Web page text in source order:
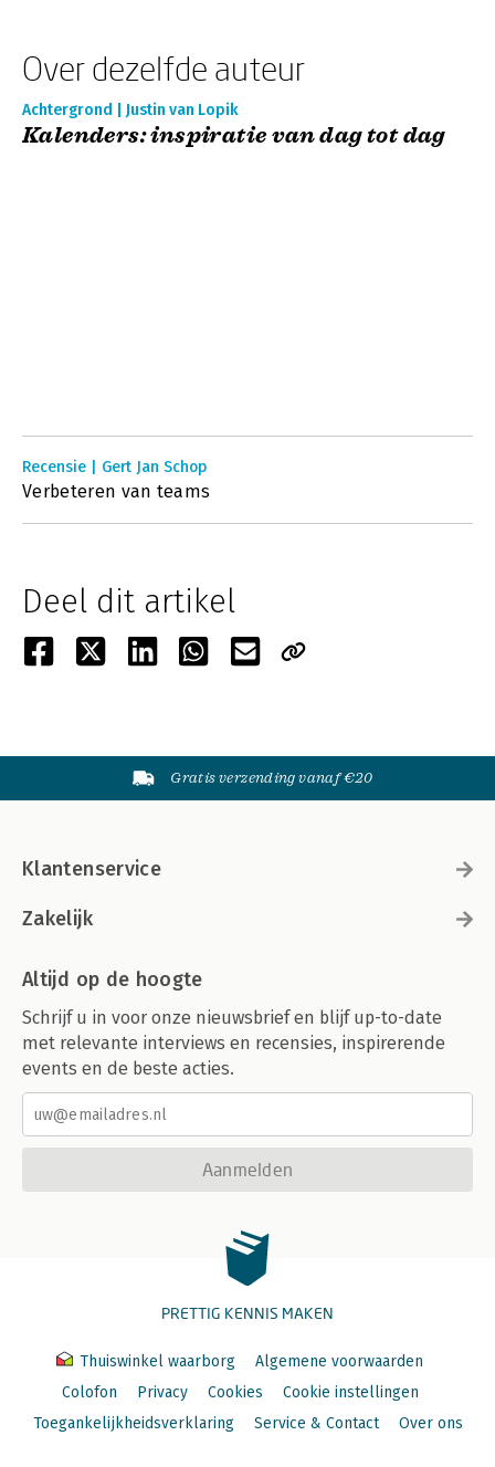
Over dezelfde auteur
Achtergrond | Justin van Lopik
Kalenders: inspiratie van dag tot dag
Recensie | Gert Jan Schop
Verbeteren van teams
Deel dit artikel
Gratis verzending vanaf €20
Klantenservice
Zakelijk
Altijd op de hoogte
Schrijf u in voor onze nieuwsbrief en blijf up-to-date
met relevante interviews en recensies, inspirerende
events en de beste acties.
Aanmelden
PRETTIG KENNIS MAKEN
Thuiswinkel waarborg
Algemene voorwaarden
Colofon
Privacy Cookies
Cookie instellingen
Toegankelijkheidsverklaring
Service & Contact Over ons